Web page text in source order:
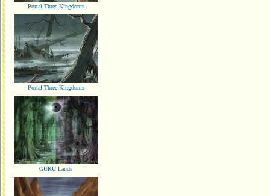
Portal Three Kingdoms
Portal Three Kingdoms
GURU Lands